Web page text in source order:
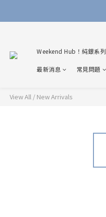
Weekend Hub！純銀系列
最新消息 常見問題
View All / New Arrivals